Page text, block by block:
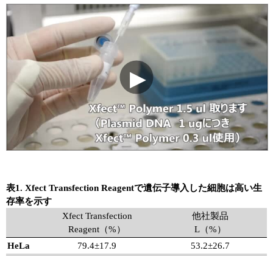
▶
表1. Xfect Transfection Reagentで遺伝子導入した細胞は高い生
存率を示す
Xfect Transfection
Reagent（%）
他社製品
L（%）
HeLa
79.4±17.9
53.2±26.7